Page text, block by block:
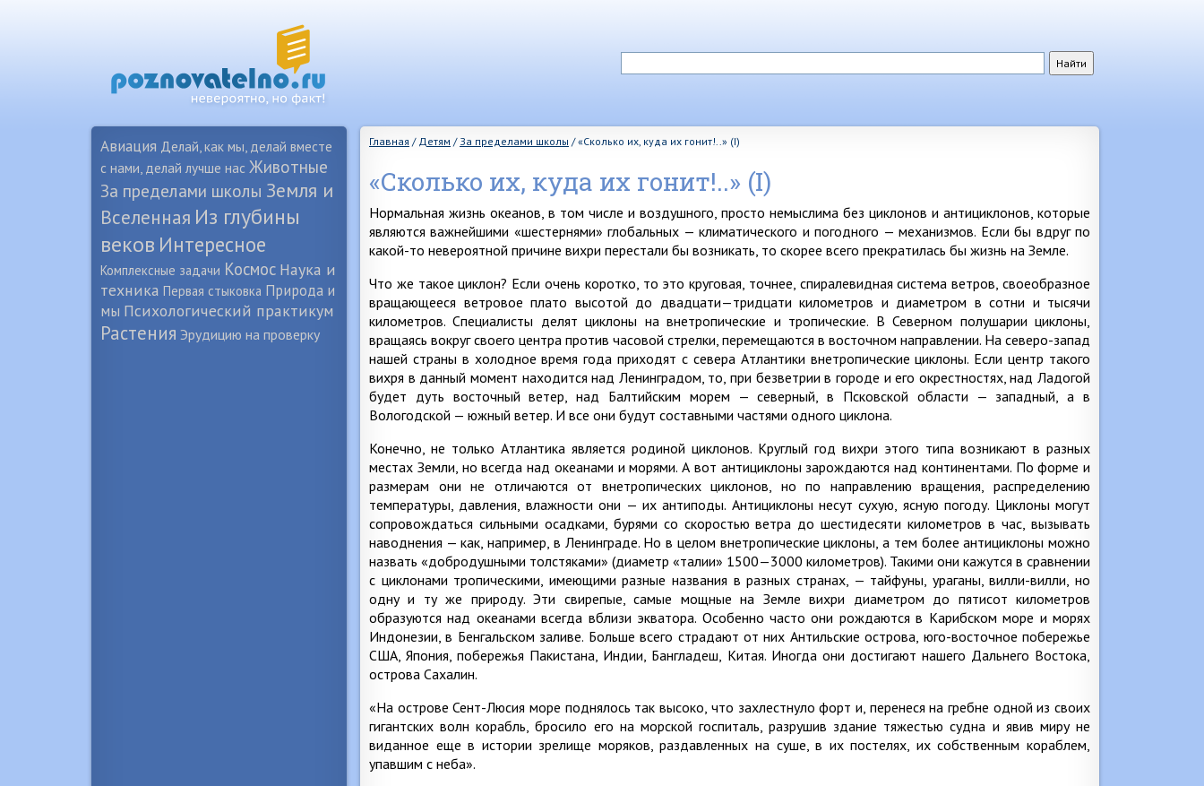
Авиация Делай, как мы, делай вместе
с нами, делай лучше нас Животные
За пределами школы Земля и
Вселенная Из глубины
веков Интересное
Комплексные задачи Космос Наука и
техника Первая стыковка Природа и
мы Психологический практикум
Растения Эрудицию на проверку
Главная / Детям / За пределами школы /«Сколько их, куда их гонит!..» (I)
«Сколько их, куда их гонит!..» (I)
Нормальная жизнь океанов, в том числе и воздушного, просто немыслима без циклонов и антициклонов, которые
являются важнейшими «шестернями» глобальных — климатического и погодного — механизмов. Если бы вдруг по
какой-то невероятной причине вихри перестали бы возникать, то скорее всего прекратилась бы жизнь на Земле.
Что же такое циклон? Если очень коротко, то это круговая, точнее, спиралевидная система ветров, своеобразное
вращающееся ветровое плато высотой до двадцати—тридцати километров и диаметром в сотни и тысячи
километров. Специалисты делят циклоны на внетропические и тропические. В Северном полушарии циклоны,
вращаясь вокруг своего центра против часовой стрелки, перемещаются в восточном направлении. На северо-запад
нашей страны в холодное время года приходят с севера Атлантики внетропические циклоны. Если центр такого
вихря в данный момент находится над Ленинградом, то, при безветрии в городе и его окрестностях, над Ладогой
будет дуть восточный ветер, над Балтийским морем — северный, в Псковской области — западный, а в
Вологодской — южный ветер. И все они будут составными частями одного циклона.
Конечно, не только Атлантика является родиной циклонов. Круглый год вихри этого типа возникают в разных
местах Земли, но всегда над океанами и морями. А вот антициклоны зарождаются над континентами. По форме и
размерам они не отличаются от внетропических циклонов, но по направлению вращения, распределению
температуры, давления, влажности они — их антиподы. Антициклоны несут сухую, ясную погоду. Циклоны могут
сопровождаться сильными осадками, бурями со скоростью ветра до шестидесяти километров в час, вызывать
наводнения — как, например, в Ленинграде. Но в целом внетропические циклоны, а тем более антициклоны можно
назвать «добродушными толстяками» (диаметр «талии» 1500—3000 километров). Такими они кажутся в сравнении
с циклонами тропическими, имеющими разные названия в разных странах, — тайфуны, ураганы, вилли-вилли, но
одну и ту же природу. Эти свирепые, самые мощные на Земле вихри диаметром до пятисот километров
образуются над океанами всегда вблизи экватора. Особенно часто они рождаются в Карибском море и морях
Индонезии, в Бенгальском заливе. Больше всего страдают от них Антильские острова, юго-восточное побережье
США, Япония, побережья Пакистана, Индии, Бангладеш, Китая. Иногда они достигают нашего Дальнего Востока,
острова Сахалин.
«На острове Сент-Люсия море поднялось так высоко, что захлестнуло форт и, перенеся на гребне одной из своих
гигантских волн корабль, бросило его на морской госпиталь, разрушив здание тяжестью судна и явив миру не
виданное еще в истории зрелище моряков, раздавленных на суше, в их постелях, их собственным кораблем,
упавшим с неба».